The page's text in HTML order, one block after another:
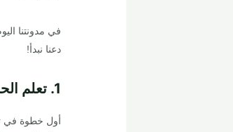
في مدونتنا
دعنا نبدأ!
1. تعلم الحروف القرآنية
أول خطوة في